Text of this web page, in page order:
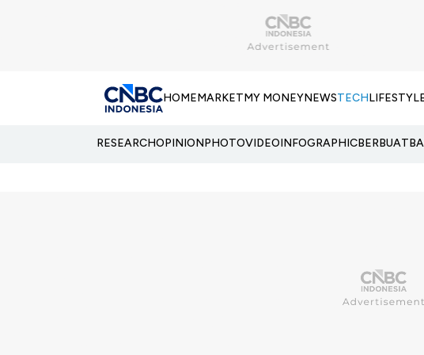
HOMEMARKETMY MONEYNEWSTECH
RESEARCHOPINIONPHOTOVIDEOINFOGRAPHIC